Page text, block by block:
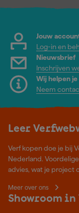
Jouw
Log-in en
Nieuwsbrief
Inschrijven
Wij helpen je
Neem
Leer
Verf kopen doe je bij
Nederland.
advies, wat je project
Meer over ons
Showroom